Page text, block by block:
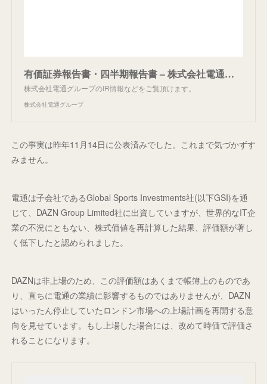
有価証券報告書・四半期報告書 – 株式会社電通グループ
株式会社電通グループのIR情報などをご覧頂けます。
株式会社電通グループ
この事実は昨年11月14日に公表済みでした。これまで気づかずす
みません。
電通は子会社であるGlobal Sports Investments社(以下GSI)を通
じて、DAZN Group Limited社に出資していますが、世界的なIT企
業の不況にともない、株式価値を再計算した結果、評価額が著し
く低下したと認められました。
DAZNは非上場のため、この評価額はあくまで帳簿上のものであ
り、直ちに電通の業績に影響するものではありませんが、DAZN
はいったん停止していたロンドン市場への上場計画を再開する意
向を見せています。もし上場した場合には、改めて時価で評価さ
れることになります。